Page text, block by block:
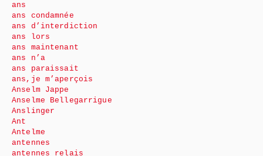
ans
ans condamnée
ans d’interdiction
ans lors
ans maintenant
ans n’a
ans paraissait
ans,je m’aperçois
Anselm Jappe
Anselme Bellegarrigue
Anslinger
Ant
Antelme
antennes
antennes relais